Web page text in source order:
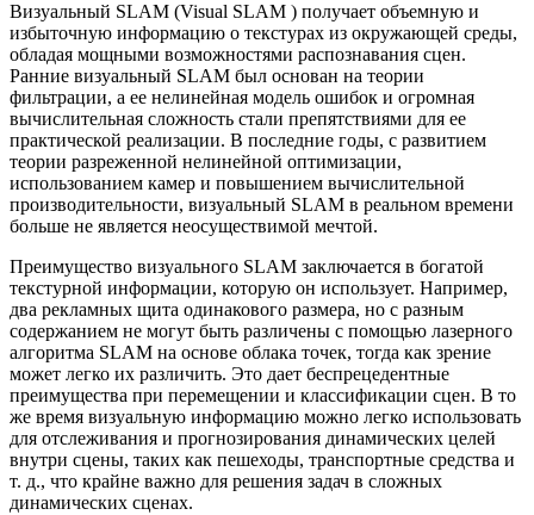
Визуальный SLAM (Visual SLAM ) получает объемную и
избыточную информацию о текстурах из окружающей среды,
обладая мощными возможностями распознавания сцен.
Ранние визуальный SLAM был основан на теории
фильтрации, а ее нелинейная модель ошибок и огромная
вычислительная сложность стали препятствиями для ее
практической реализации. В последние годы, с развитием
теории разреженной нелинейной оптимизации,
использованием камер и повышением вычислительной
производительности, визуальный SLAM в реальном времени
больше не является неосуществимой мечтой.
Преимущество визуального SLAM заключается в богатой
текстурной информации, которую он использует. Например,
два рекламных щита одинакового размера, но с разным
содержанием не могут быть различены с помощью лазерного
алгоритма SLAM на основе облака точек, тогда как зрение
может легко их различить. Это дает беспрецедентные
преимущества при перемещении и классификации сцен. В то
же время визуальную информацию можно легко использовать
для отслеживания и прогнозирования динамических целей
внутри сцены, таких как пешеходы, транспортные средства и
т. д., что крайне важно для решения задач в сложных
динамических сценах.